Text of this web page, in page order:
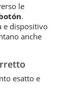
le
.
e dispositivo
anche
esatto e